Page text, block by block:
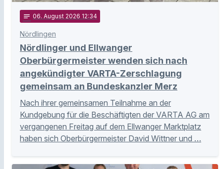
notes 06. August 2026 12:34
Nördlingen
Nördlinger und Ellwanger
Oberbürgermeister wenden sich nach
angekündigter VARTA-Zerschlagung
gemeinsam an Bundeskanzler Merz
Nach ihrer gemeinsamen Teilnahme an der
Kundgebung für die Beschäftigten der VARTA AG am
vergangenen Freitag auf dem Ellwanger Marktplatz
haben sich Oberbürgermeister David Wittner und …